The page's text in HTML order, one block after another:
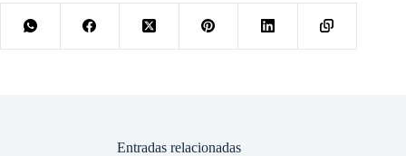
Entradas relacionadas